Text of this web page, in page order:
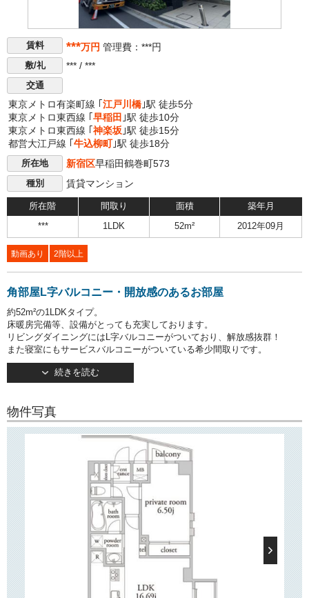
賃料 ***万円 管理費：***円
敷/礼 *** / ***
交通
東京メトロ有楽町線 ｢ 江戸川橋 ｣駅 徒歩5分
東京メトロ東西線 ｢ 早稲田 ｣駅 徒歩10分
東京メトロ東西線 ｢ 神楽坂 ｣駅 徒歩15分
都営大江戸線 ｢ 牛込柳町｣駅 徒歩18分
所在地 新宿区早稲田鶴巻町573
種別 賃貸マンション
所在階 間取り 面積 築年月
*** 1LDK 52m² 2012年09月
動画あり 2階以上
角部屋L字バルコニー・開放感のあるお部屋
約52m²の1LDKタイプ。
床暖房完備等、設備がとっても充実しております。
リビングダイニングにはL字バルコニーがついており、解放感抜群！
また寝室にもサービスバルコニーがついている希少間取りです。
壁一面の大型クローゼットは収納力抜群、お洋服の多い方にお勧めで
東京メトロ有楽町線「江戸川橋」駅徒歩5分の好立地！
そのほか「早稲田」駅・「神楽坂」駅・「牛込柳町」駅などもご利用い
ただけます。
2012年9月竣工・地上10階建て。
TVモニターつきオートロック・宅配ボックス完備で安心してお住まいい
敷地内には24時間利用可のゴミ置き場もございます。
駐輪場・バイク置き場あり！
「アーベイン早稲田」は大通りから少し入った位置に建っており、徒歩1
場所にスーパー「まいばすけっと」がございます。
続きを読む
物件写真